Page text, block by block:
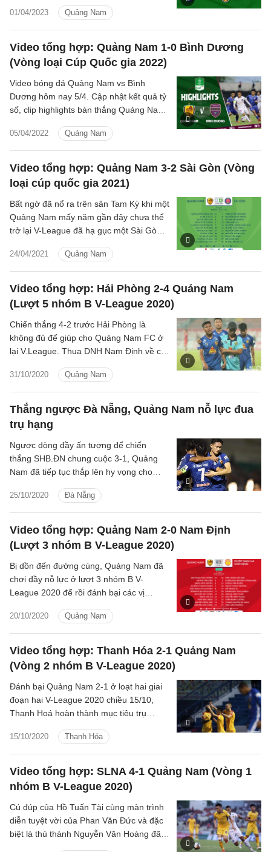
01/04/2023 Quảng Nam
Video tổng hợp: Quảng Nam 1-0 Bình Dương
(Vòng loại Cúp Quốc gia 2022)
05/04/2022 Quảng Nam
Video bóng đá Quảng Nam vs Bình
Dương hôm nay 5/4. Cập nhật kết quả tỷ
số, clip highlights bàn thắng Quảng Nam
Quốc gia 2022.
Video tổng hợp: Quảng Nam 3-2 Sài Gòn (Vòng
loại cúp quốc gia 2021)
24/04/2021 Quảng Nam
Bất ngờ đã nổ ra trên sân Tam Kỳ khi một
Quảng Nam mấy năm gần đây chưa thể
trở lại V-League đã hạ gục một Sài Gòn
đội bóng xứ Quảng chỉ còn 10 người trên
sân từ cuối hiệp 1, lại còn bị dẫn bàn
song đã thắng ngược đỉnh cao.
Video tổng hợp: Hải Phòng 2-4 Quảng Nam
(Lượt 5 nhóm B V-League 2020)
31/10/2020 Quảng Nam
Chiến thắng 4-2 trước Hải Phòng là
không đủ để giúp cho Quảng Nam FC ở
lại V.League. Thua DNH Nam Định về chỉ
rời giải đấu số 1 Việt Nam.
Thắng ngược Đà Nẵng, Quảng Nam nỗ lực đua
trụ hạng
25/10/2020 Đà Nẵng
Ngược dòng đầy ấn tượng để chiến
thắng SHB.ĐN chung cuộc 3-1, Quảng
Nam đã tiếp tục thắp lên hy vọng cho
vòng đấu cuối của mùa giải V.League.
Video tổng hợp: Quảng Nam 2-0 Nam Định
(Lượt 3 nhóm B V-League 2020)
20/10/2020 Quảng Nam
Bị dồn đến đường cùng, Quảng Nam đã
chơi đầy nỗ lực ở lượt 3 nhóm B V-
League 2020 để rồi đánh bại các vị
công của đội trưởng Đinh Thanh Trung
cùng bàn thắng vào phút bù giờ của Hà
Minh Tuấn.
Video tổng hợp: Thanh Hóa 2-1 Quảng Nam
(Vòng 2 nhóm B V-League 2020)
15/10/2020 Thanh Hóa
Đánh bại Quảng Nam 2-1 ở loạt hai giai
đoạn hai V-League 2020 chiều 15/10,
Thanh Hoá hoàn thành mục tiêu trụ
Video tổng hợp: SLNA 4-1 Quảng Nam (Vòng 1
nhóm B V-League 2020)
Cú đúp của Hồ Tuấn Tài cùng màn trình
diễn tuyệt vời của Phan Văn Đức và đặc
biệt là thủ thành Nguyễn Văn Hoàng đã